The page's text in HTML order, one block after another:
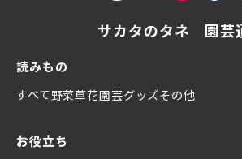
サカタのタネ 園芸
読みもの
すべて野菜草花園芸グッズその他
お役立ち